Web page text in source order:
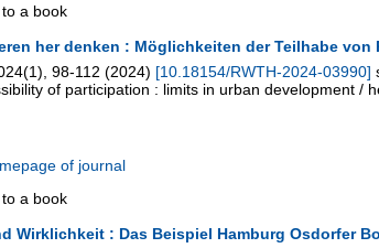
a book
her denken : Möglichkeiten der Teilhabe von
(1), 98-112 (2024) [10.18154/RWTH-2024-03990]
of participation : limits in urban development /
of journal
a book
Wirklichkeit : Das Beispiel Hamburg Osdorfer